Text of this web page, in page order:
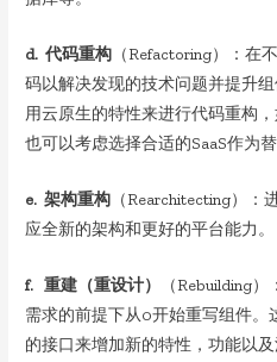
d. 代码重构 （Refactoring）：在
码以解决发现的技术问题并提升
用云原生的特性来进行代码重构
也可以考虑选择合适的SaaS作为替
e. 架构重构 （Rearchitecting）
应全新的架构和更好的平台能力。
f. 重建（重设计）
（Rebuilding
需求的前提下从0开始重写组件
的接口来增加新的特性，功能以及